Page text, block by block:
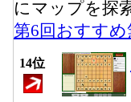
にマップを探
第6回おすす
14位